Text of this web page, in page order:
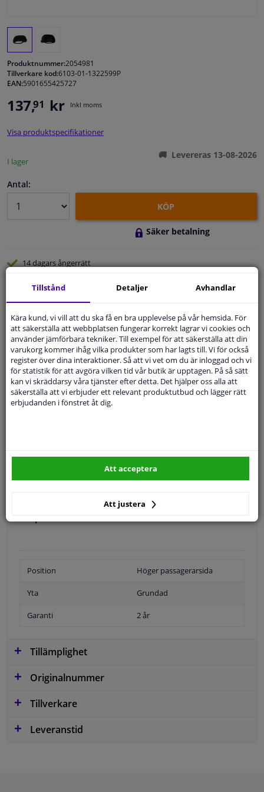
Fönster & Tillbehör
Bilvård & Tillbehör
Sensorer & Elsystem
Produktnummer:2054981
Tillverkare kod:6103-01-1322599P
EAN:5901655425727
137,91 kr Inkl moms
Visa produktspecifikationer
I lager
Levereras 13-08-2026
Antal:
KÖP
Säker betalning
14 dagarsångerrätt
Expert Kundservice
Kundservice: Inte Tillgänglig Via Telefon
Ställ din fråga hos våra produktspecialister.
Frågor Och Svar
SÖK
Position Höger passagerarsida
Yta Grundad
Garanti 2 år
Tillämplighet
Originalnummer
Tillverkare
Leveranstid
Tillstånd Detaljer Avhandlar
Kära kund, vi vill att du ska få en bra upplevelse på vår hemsida. För
att säkerställa att webbplatsen fungerar korrekt lagrar vi cookies och
använder jämförbara tekniker. Till exempel för att säkerställa att din
varukorg kommer ihåg vilka produkter som har lagts till. Vi för också
register över dina interaktioner. Så att vi vet om du är inloggad och vi
för statistik för att avgöra vilken tid vår butik är upptagen. På så sätt
kan vi skräddarsy våra tjänster efter detta. Det hjälper oss alla att
säkerställa att vi erbjuder ett relevant produktutbud och lägger rätt
erbjudanden i fönstret åt dig.
Att justera
Att acceptera